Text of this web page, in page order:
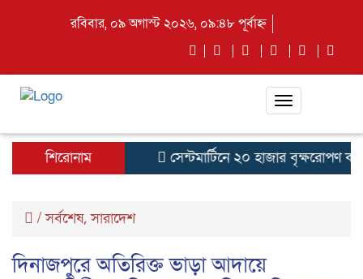
রবিবার, ০৯ অগাস্ট ২০২৬, ০৯:৪৮ পূর্বাহ্ন
Toggle
শিরোনাম
সেন্টমার্টিনে ২০ হাজার বৃক্ষরোপণ
/সর্বশেষ,সারাদেশ
দিনাজপুরে অতিরিক্ত ভাড়া আদায়ে